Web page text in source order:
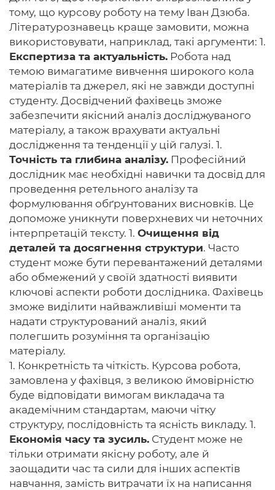
тому, що курсову роботу на тему Іван Дзюба.
Літературознавець краще замовити, можна
використовувати, наприклад, такі аргументи: 1.
Експертиза та актуальність. Робота над
темою вимагатиме вивчення широкого кола
матеріалів та джерел, які не завжди доступні
студенту. Досвідчений фахівець зможе
забезпечити якісний аналіз досліджуваного
матеріалу, а також врахувати актуальні
дослідження та тенденції у цій галузі. 1.
Точність та глибина аналізу. Професійний
дослідник має необхідні навички та досвід для
проведення ретельного аналізу та
формулювання обґрунтованих висновків. Це
допоможе уникнути поверхневих чи неточних
інтерпретацій тексту. 1. Очищення від
деталей та досягнення структури. Часто
студент може бути перевантажений деталями
або обмежений у своїй здатності виявити
ключові аспекти роботи дослідника. Фахівець
зможе виділити найважливіші моменти та
надати структурований аналіз, який
полегшить розуміння та організацію
матеріалу.
1. Конкретність та чіткість. Курсова робота,
замовлена ​​у фахівця, з великою ймовірністю
буде відповідати вимогам викладача та
академічним стандартам, маючи чітку
структуру, послідовність та ясність викладу. 1.
Економія часу та зусиль. Студент може не
тільки отримати якісну роботу, але й
заощадити час та сили для інших аспектів
навчання, замість витрачати їх на написання